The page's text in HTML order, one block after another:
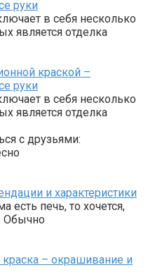
руки
в себя несколько
является отделка
краской –
руки
в себя несколько
является отделка
с друзьями:
и характеристики
есть печь, то хочется,
Обычно
– окрашивание и